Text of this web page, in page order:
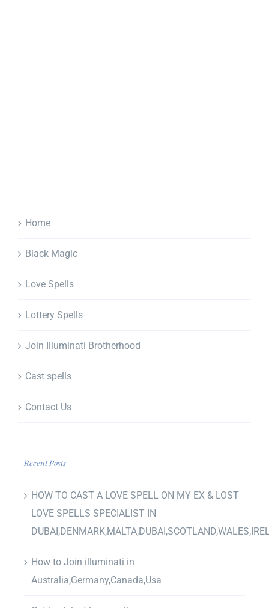
Home
Black Magic
Love Spells
Lottery Spells
Join Illuminati Brotherhood
Cast spells
Contact Us
Recent Posts
HOW TO CAST A LOVE SPELL ON MY EX & LOST
LOVE SPELLS SPECIALIST IN
How to Join illuminati in
Australia,Germany,Canada,Usa